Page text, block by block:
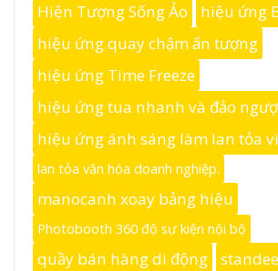
Hiện Tượng Sống Ảo
hiệu ứng
hiệu ứng quay chậm ấn tượng
hiệu ứng Time Freeze
hiệu ứng tua nhanh và đảo
hiệu ứng ánh sáng làm lan tỏa
lan tỏa văn hóa doanh nghiệp.
manocanh xoay bảng hiệu
Photobooth 360 độ sự kiện nội bộ
quầy bán hàng di động